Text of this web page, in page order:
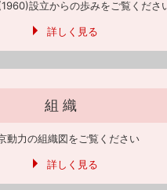
設立からの歩みをご覧くださ
詳しく見る
組織
動力の組織図をご覧ください
詳しく見る